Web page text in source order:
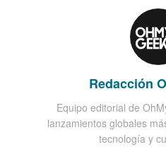
Redacción
Equipo editorial de
lanzamientos globales
tecnología y